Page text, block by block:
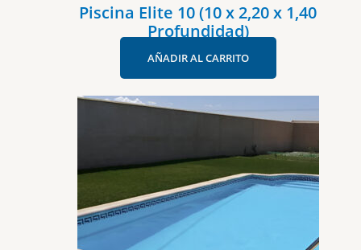
Piscina Elite 10 (10 x 2,20 x 1,40
Profundidad)
AÑADIR AL CARRITO